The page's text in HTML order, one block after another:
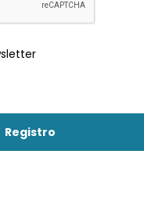
Registro